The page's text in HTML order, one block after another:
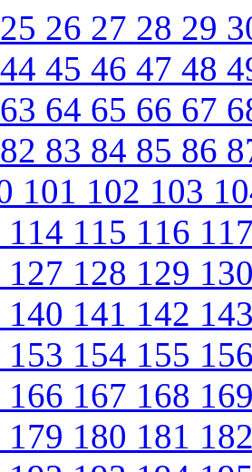
25 26 27 28 29
44 45 46 47 48
63 64 65 66 67
82 83 84 85 86
101 102 103
114 115 116
127 128 129
140 141 142
153 154 155
166 167 168
179 180 181